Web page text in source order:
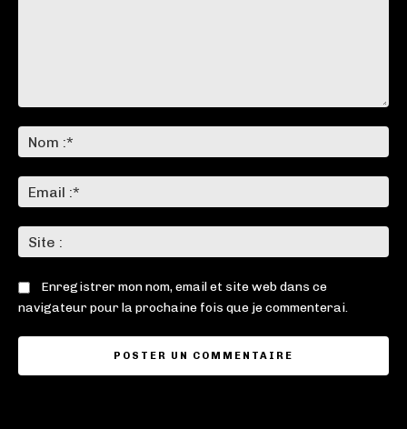
:*
:*
:
Enregistrer mon nom, email et site web dans ce
navigateur pour la prochaine fois que je commenterai.